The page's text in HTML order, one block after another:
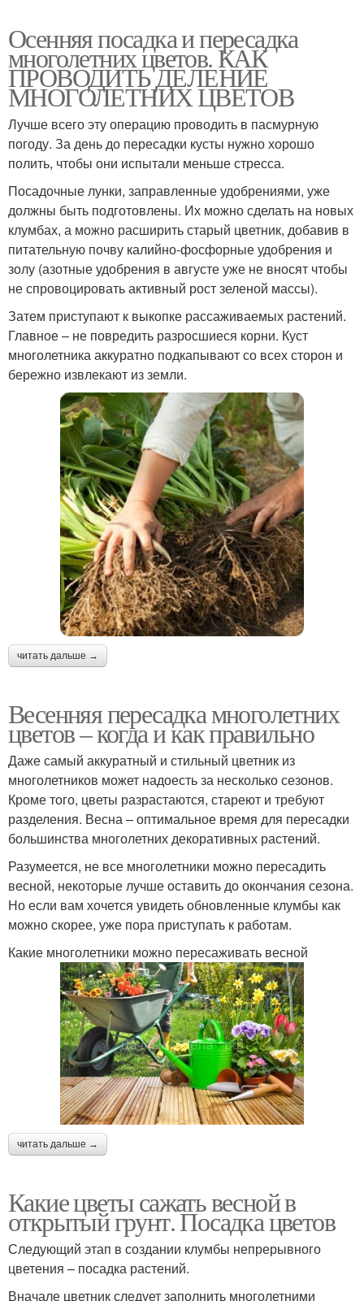
Осенняя посадка и пересадка
многолетних цветов. КАК
ПРОВОДИТЬ ДЕЛЕНИЕ
МНОГОЛЕТНИХ ЦВЕТОВ
Лучше всего эту операцию проводить в пасмурную
погоду. За день до пересадки кусты нужно хорошо
полить, чтобы они испытали меньше стресса.
Посадочные лунки, заправленные удобрениями, уже
должны быть подготовлены. Их можно сделать на новых
клумбах, а можно расширить старый цветник, добавив в
питательную почву калийно-фосфорные удобрения и
золу (азотные удобрения в августе уже не вносят чтобы
не спровоцировать активный рост зеленой массы).
Затем приступают к выкопке рассаживаемых растений.
Главное – не повредить разросшиеся корни. Куст
многолетника аккуратно подкапывают со всех сторон и
бережно извлекают из земли.
читать дальше →
Весенняя пересадка многолетних
цветов – когда и как правильно
Даже самый аккуратный и стильный цветник из
многолетников может надоесть за несколько сезонов.
Кроме того, цветы разрастаются, стареют и требуют
разделения. Весна – оптимальное время для пересадки
большинства многолетних декоративных растений.
Разумеется, не все многолетники можно пересадить
весной, некоторые лучше оставить до окончания сезона.
Но если вам хочется увидеть обновленные клумбы как
можно скорее, уже пора приступать к работам.
Какие многолетники можно пересаживать весной
читать дальше →
Какие цветы сажать весной в
открытый грунт. Посадка цветов
Следующий этап в создании клумбы непрерывного
цветения – посадка растений.
Вначале цветник следует заполнить многолетними